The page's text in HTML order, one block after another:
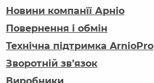
Новини компанїї Арніо
Повернення і обмін
Технічна підтримка ArnioPro
Зворотній зв’язок